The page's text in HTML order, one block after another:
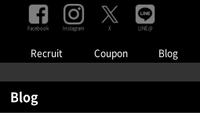
Recruit Coupon Blog
Facebook Instagram X LINE@
Blog